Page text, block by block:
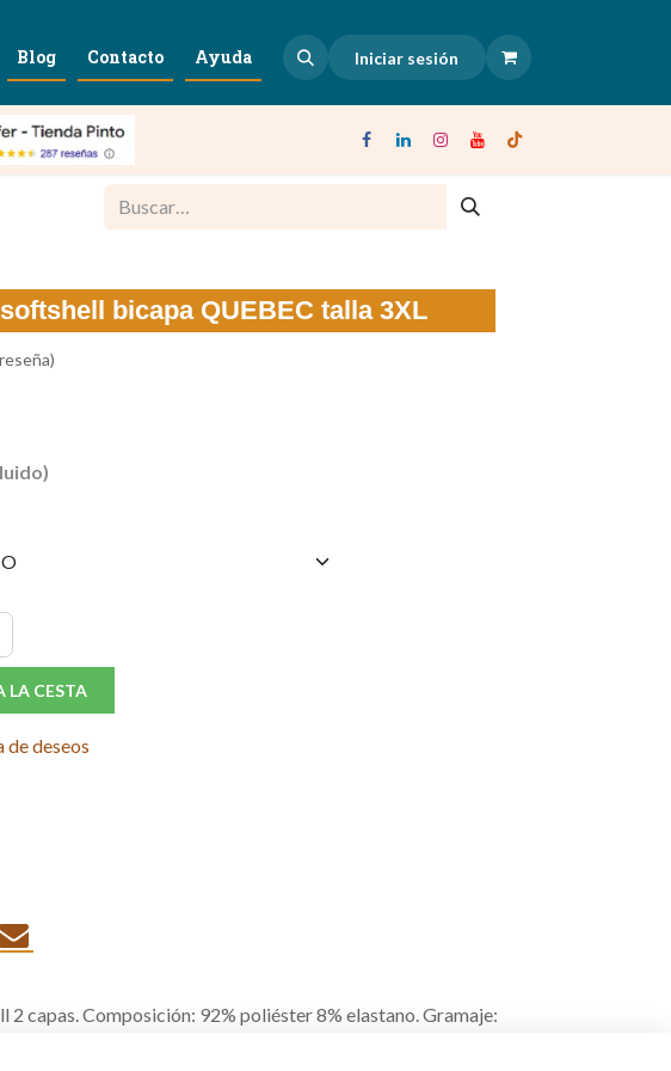
Blog Contacto Ayuda Iniciar sesión
bicapa QUEBEC talla 3XL
LA CESTA
de deseos
2 capas. Composición: 92% poliéster 8% elastano. Gramaje: